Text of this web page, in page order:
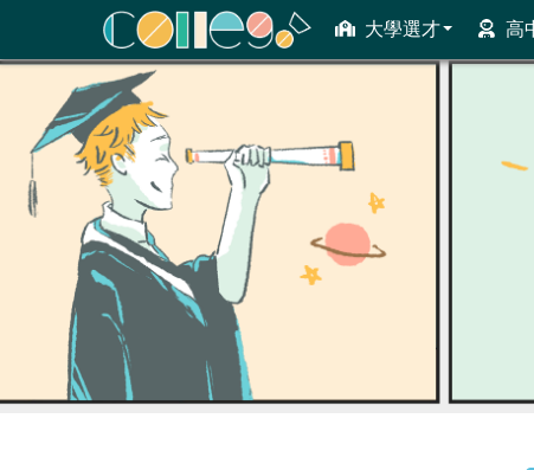
大學選才 高
ColleGo! 大學選才與高中育才輔助系統